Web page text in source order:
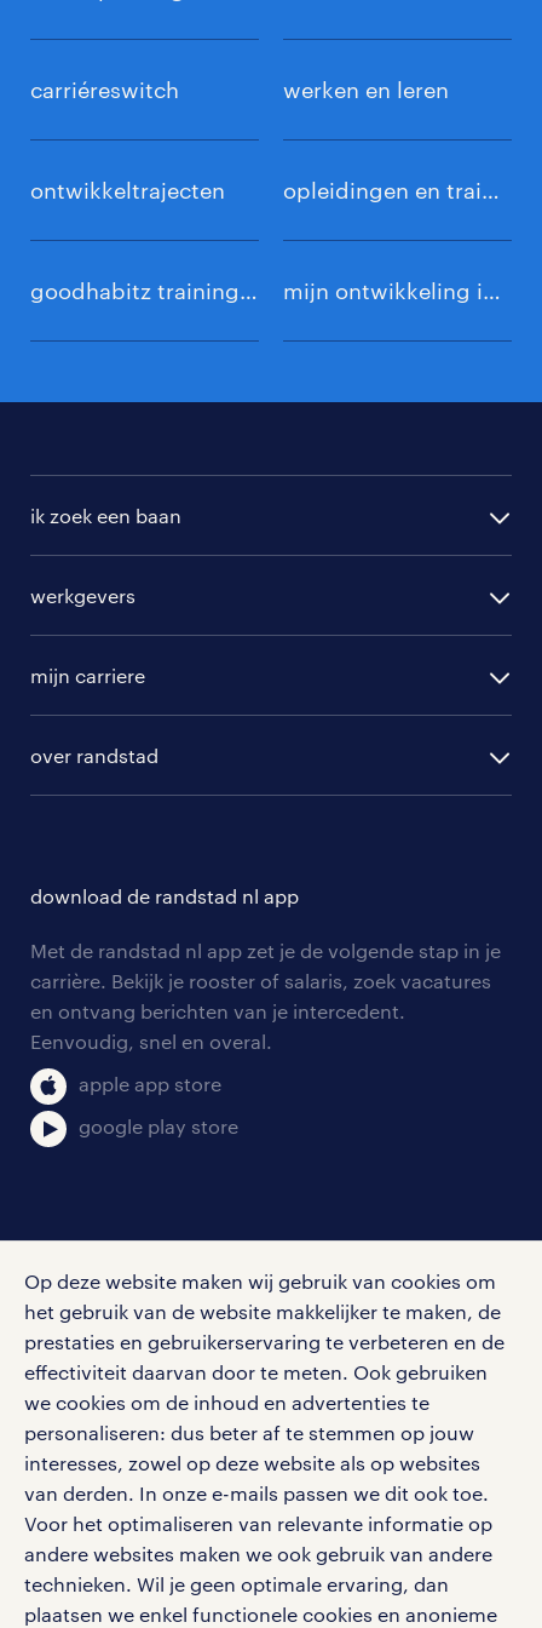
Op deze website maken wij gebruik van cookies om
het gebruik van de website makkelijker te maken, de
prestaties en gebruikerservaring te verbeteren en de
effectiviteit daarvan door te meten. Ook gebruiken
we cookies om de inhoud en advertenties te
personaliseren: dus beter af te stemmen op jouw
interesses, zowel op deze website als op websites
van derden. In onze e-mails passen we dit ook toe.
Voor het optimaliseren van relevante informatie op
andere websites maken we ook gebruik van andere
technieken. Wil je geen optimale ervaring, dan
plaatsen we enkel functionele cookies en anonieme
carriéreswitch werken en leren
ontwikkeltrajecten opleidingen en trainingen
goodhabitz trainingen mijn ontwikkeling inloggen
ik zoek een baan
randstad professional
randstad digital
werkgevers
hr-diensten
branches
tarieven
personeel gezocht
aanmelden nieuwsbrief
mijn carriere
solliciteren
blogs en artikelen
salarischecker
bruto-netto calculator
over randstad
onze vestigingen
pers
klachten en misstanden
download de randstad nl app
Met de randstad nl app zet je de volgende stap in je
carrière. Bekijk je rooster of salaris, zoek vacatures
en ontvang berichten van je intercedent.
Eenvoudig, snel en overal.
apple app store
google play store
Volg ons voor de leukste content omtrent
vacatures, solliciteren en inspiratie.
werken bij randstad
gebruikersvoorwaarden
privacystatement
cookies
disclaimer